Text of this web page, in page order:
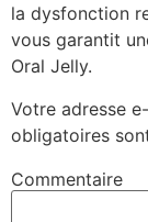
la dysfonction
vous garantit
Oral Jelly.
Votre adresse
obligatoires
Commentaire